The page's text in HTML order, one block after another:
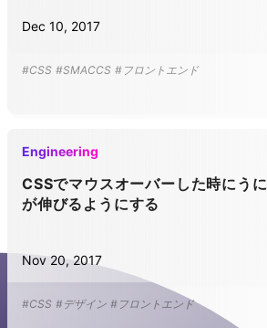
Dec 10, 2017
#CSS #SMACCS #フロントエンド
Engineering
CSSでマウスオーバーした時にう
が伸びるようにする
Nov 20, 2017
#CSS #デザイン #フロントエンド